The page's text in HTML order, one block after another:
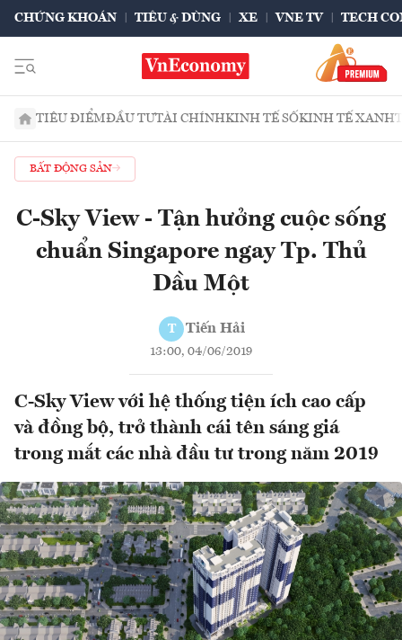
CHỨNG KHOÁN TIÊU & DÙNG XE VNE TV TECH
TIÊU ĐIỂMĐẦU TƯTÀI CHÍNHKINH TẾ SỐKINH TẾ XANH
BẤT ĐỘNG SẢN
C-Sky View - Tận hưởng cuộc sống
chuẩn Singapore ngay Tp. Thủ
Dầu Một
T Tiến Hải
13:00, 04/06/2019
C-Sky View với hệ thống tiện ích cao cấp
và đồng bộ, trở thành cái tên sáng giá
trong mắt các nhà đầu tư trong năm 2019